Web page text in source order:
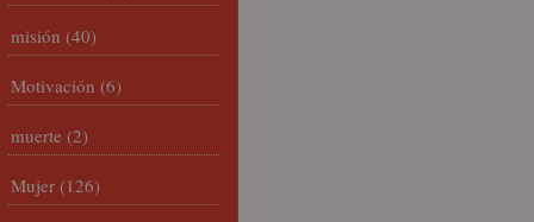
misión (40)
Motivación (6)
muerte (2)
Mujer (126)